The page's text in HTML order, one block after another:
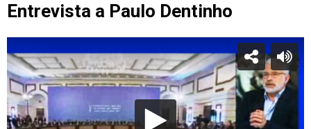
Entrevista a Paulo Dentinho